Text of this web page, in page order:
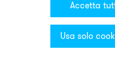
Accetta
Usa solo